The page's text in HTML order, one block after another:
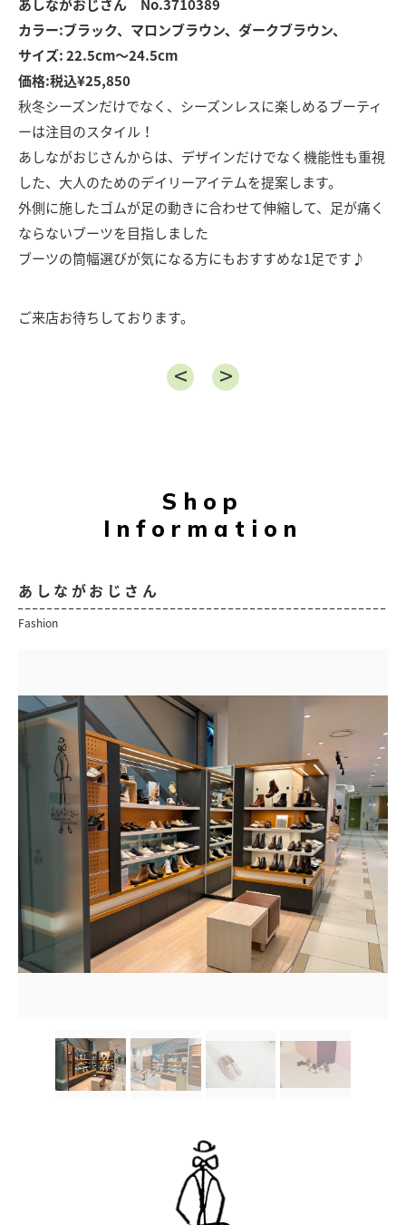
あしながおじさん No.3710389
カラー:ブラック、マロンブラウン、ダークブラウン、
サイズ: 22.5cm〜24.5cm
価格:税込¥25,850
秋冬シーズンだけでなく、シーズンレスに楽しめるブーティ
ーは注目のスタイル！
あしながおじさんからは、デザインだけでなく機能性も重視
した、大人のためのデイリーアイテムを提案します。
外側に施したゴムが足の動きに合わせて伸縮して、足が痛く
ならないブーツを目指しました
ブーツの筒幅選びが気になる方にもおすすめな1足です♪
ご来店お待ちしております。
Shop
Information
あしながおじさん
Fashion